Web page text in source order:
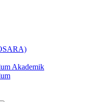
Akademik